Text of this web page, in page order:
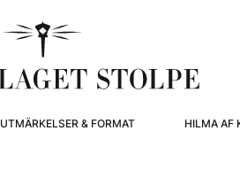
UTMÄRKELSER & FORMAT HILMA AF